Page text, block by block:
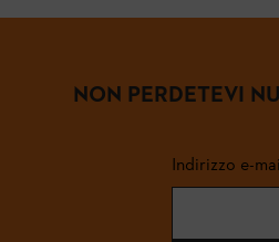
NON PERDETEVI
Indirizzo e-